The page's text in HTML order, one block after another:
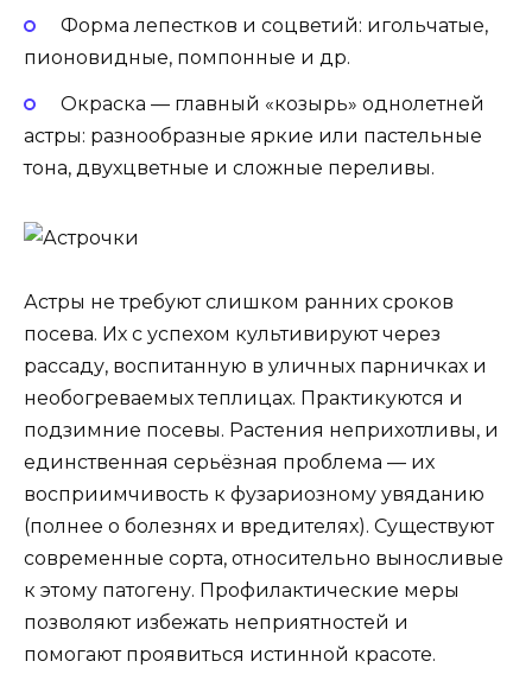
Форма лепестков и соцветий: игольчатые,
пионовидные, помпонные и др.
Окраска — главный «козырь» однолетней
астры: разнообразные яркие или пастельные
тона, двухцветные и сложные переливы.
Астры не требуют слишком ранних сроков
посева. Их с успехом культивируют через
рассаду, воспитанную в уличных парничках и
необогреваемых теплицах. Практикуются и
подзимние посевы. Растения неприхотливы, и
единственная серьёзная проблема — их
восприимчивость к фузариозному увяданию
(полнее о болезнях и вредителях). Существуют
современные сорта, относительно выносливые
к этому патогену. Профилактические меры
позволяют избежать неприятностей и
помогают проявиться истинной красоте.